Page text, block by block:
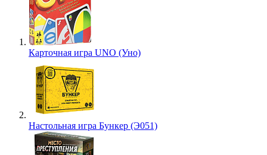
Карточная игра UNO (Уно)
Настольная игра Бункер (Э051)